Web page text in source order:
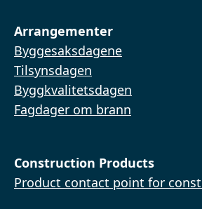
Arrangementer
Byggesaksdagene
Tilsynsdagen
Byggkvalitetsdagen
Fagdager om brann
Construction Products
Product contact point for